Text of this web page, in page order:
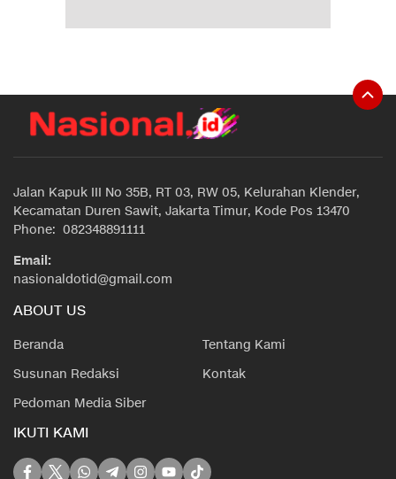
Jalan Kapuk III No 35B, RT 03, RW 05, Kelurahan Klender,
Kecamatan Duren Sawit, Jakarta Timur, Kode Pos 13470
Phone: 082348891111
Email:
nasionaldotid@gmail.com
ABOUT US
Beranda
Tentang Kami
Susunan Redaksi
Kontak
Pedoman Media Siber
IKUTI KAMI